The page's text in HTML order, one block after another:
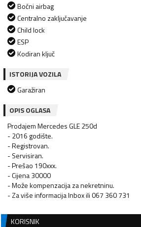
Bočni airbag
Centralno zaključavanje
Child lock
ESP
Kodiran ključ
ISTORIJA VOZILA
Garažiran
OPIS OGLASA
Prodajem Mercedes GLE 250d
- 2016 godište.
- Registrovan.
- Servisiran.
- Prešao 190xxx.
- Cijena 30000
- Može kompenzacija za nekretninu.
KORISNIK